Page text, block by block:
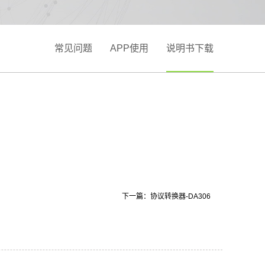
常见问题 APP使用 说明书下载
下一篇： 协议转换器-DA306